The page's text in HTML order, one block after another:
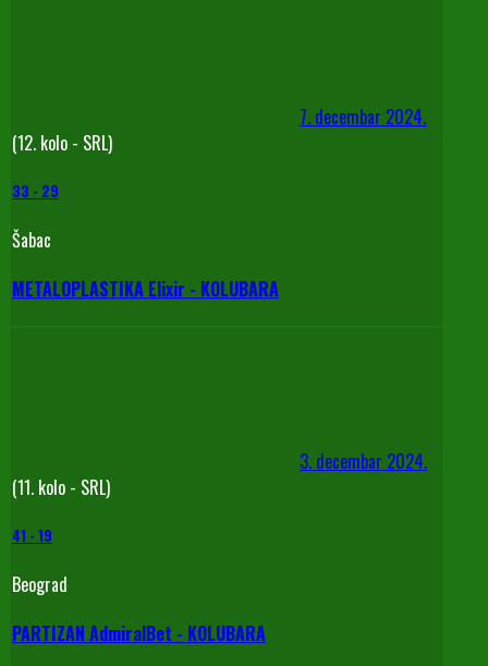
7. decembar 2024.
(12. kolo - SRL)
33 - 29
Šabac
METALOPLASTIKA Elixir - KOLUBARA
3. decembar 2024.
(11. kolo - SRL)
41 - 19
Beograd
PARTIZAN AdmiralBet - KOLUBARA